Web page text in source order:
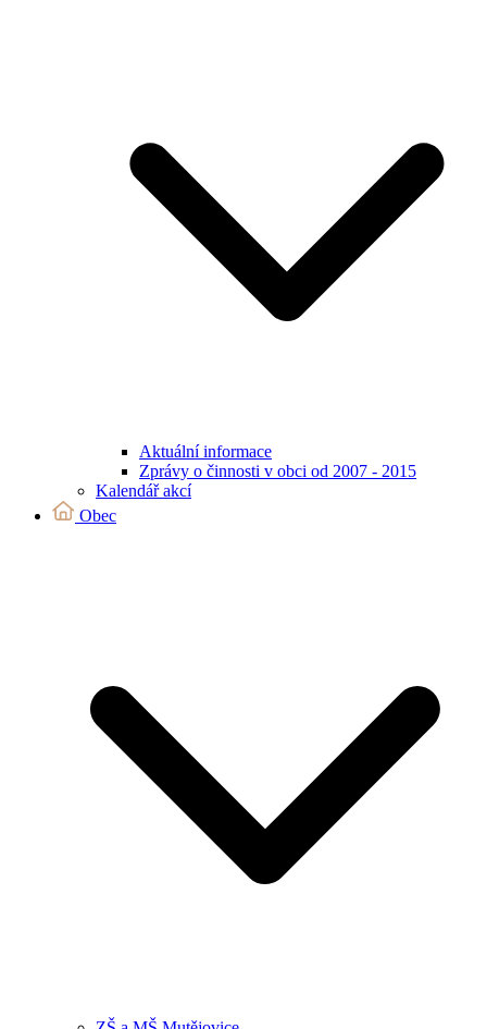
Aktuální informace
Zprávy o činnosti v obci od 2007 - 2015
Kalendář akcí
Obec